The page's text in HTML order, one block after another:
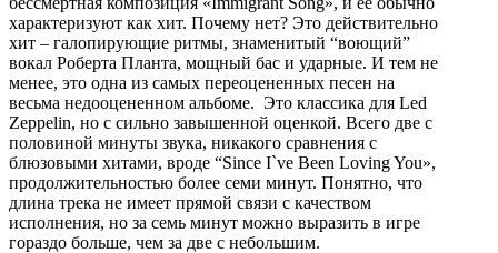
характеризуют как хит. Почему нет? Это действительно
хит – галопирующие ритмы, знаменитый “воющий”
вокал Роберта Планта, мощный бас и ударные. И тем не
менее, это одна из самых переоцененных песен на
весьма недооцененном альбоме. Это классика для Led
Zeppelin, но с сильно завышенной оценкой. Всего две с
половиной минуты звука, никакого сравнения с
блюзовыми хитами, вроде “Since I`ve Been Loving You»,
продолжительностью более семи минут. Понятно, что
длина трека не имеет прямой связи с качеством
исполнения, но за семь минут можно выразить в игре
гораздо больше, чем за две с небольшим.